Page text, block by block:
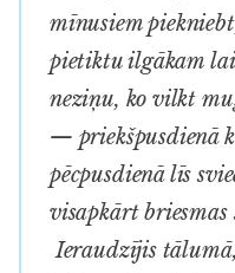
mīnusiem
pietiktu ilgākam
neziņu, ko vilkt
— priekšpusdienā
pēcpusdienā līs
visapkārt briesmas
Ieraudzījis